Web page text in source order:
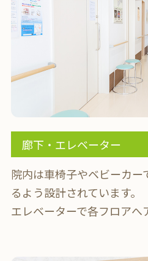
廊下・エレベーター
院内は車椅子やベビーカー
るよう設計されています。
エレベーターで各フロアへ